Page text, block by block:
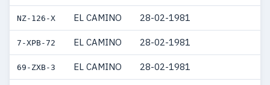
NZ-126-X EL CAMINO 28-02-1981
7-XPB-72 EL CAMINO 28-02-1981
69-ZXB-3 EL CAMINO 28-02-1981